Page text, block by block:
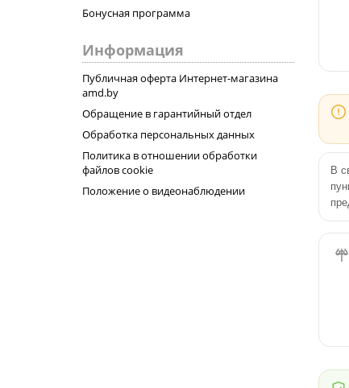
Бонусная программа
Информация
Публичная оферта Интернет-магазина
amd.by
Обращение в гарантийный отдел
Обработка персональных данных
Политика в отношении обработки
файлов cookie
Положение о видеонаблюдении
В